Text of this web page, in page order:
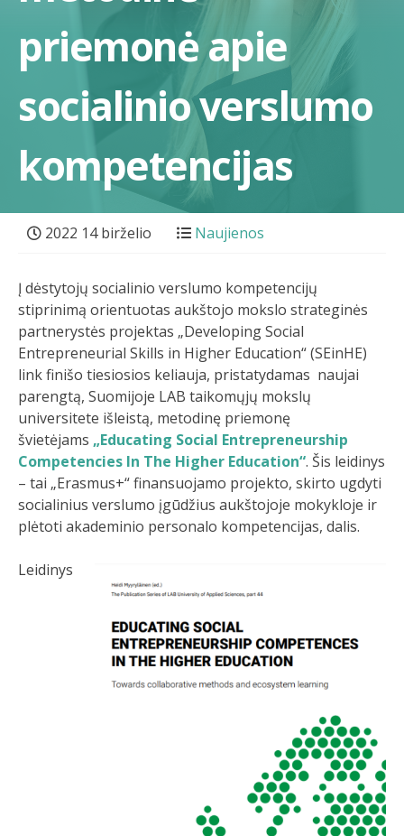
priemonė apie
socialinio verslumo
kompetencijas
2022 14 birželio Naujienos
Į dėstytojų socialinio verslumo kompetencijų
stiprinimą orientuotas aukštojo mokslo strateginės
partnerystės projektas „Developing Social
Entrepreneurial Skills in Higher Education“ (SEinHE)
link finišo tiesiosios keliauja, pristatydamas naujai
parengtą, Suomijoje LAB taikomųjų mokslų
universitete išleistą, metodinę priemonę
švietėjams „Educating Social Entrepreneurship
Competencies In The Higher Education“. Šis leidinys
– tai „Erasmus+“ finansuojamo projekto, skirto ugdyti
socialinius verslumo įgūdžius aukštojoje mokykloje ir
plėtoti akademinio personalo kompetencijas, dalis.
Leidinys